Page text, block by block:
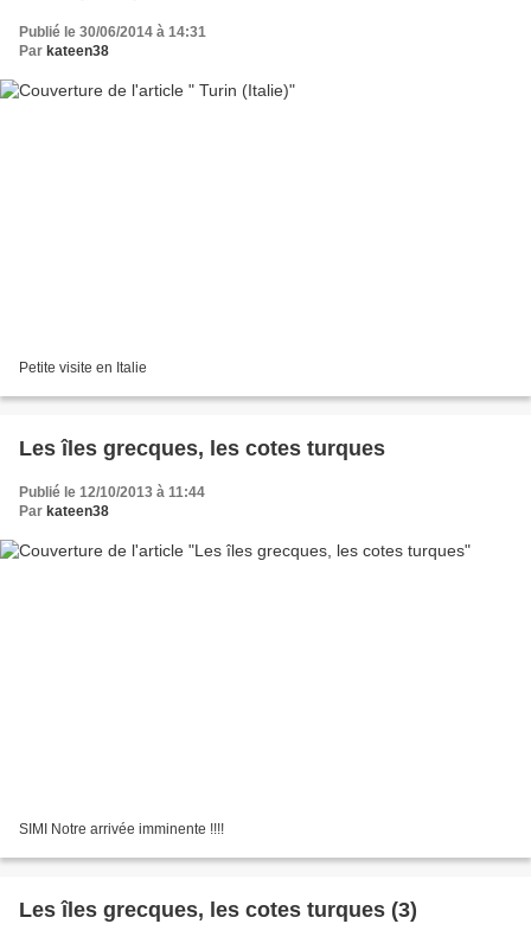
Publié le 30/06/2014 à 14:31
Par kateen38
Petite visite en Italie
Les îles grecques, les cotes turques
Publié le 12/10/2013 à 11:44
Par kateen38
SIMI Notre arrivée imminente !!!!
Les îles grecques, les cotes turques (3)